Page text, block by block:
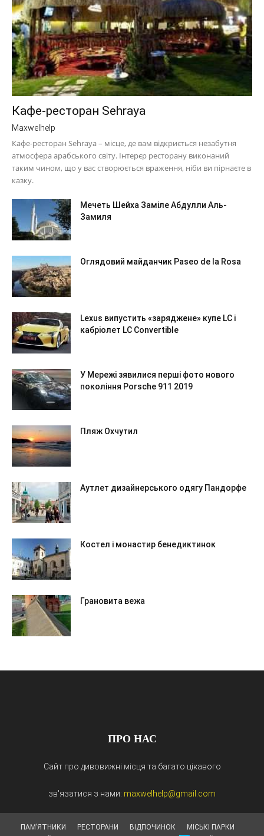
Кафе-ресторан Sehraya
Maxwelhelp
Кафе-ресторан Sehraya – місце, де вам відкриється незабутня
атмосфера арабського світу. Інтерєр ресторану виконаний
таким чином, що у вас створюється враження, ніби ви пірнаєте в
казку.
Мечеть Шейха Заміле Абдулли Аль-
Замиля
Оглядовий майданчик Paseo de la Rosa
Lexus випустить «заряджене» купе LC і
кабріолет LC Convertible
У Мережі зявилися перші фото нового
покоління Porsche 911 2019
Пляж Охчутил
Аутлет дизайнерського одягу Пандорфе
Костел і монастир бенедиктинок
Грановита вежа
ПРО НАС
Сайт про дивовижні місця та багато цікавого
зв'язатися з нами: maxwelhelp@gmail.com
ПАМ’ЯТНИКИ РЕСТОРАНИ ВІДПОЧИНОК
МІСЬКІ ПАРКИ